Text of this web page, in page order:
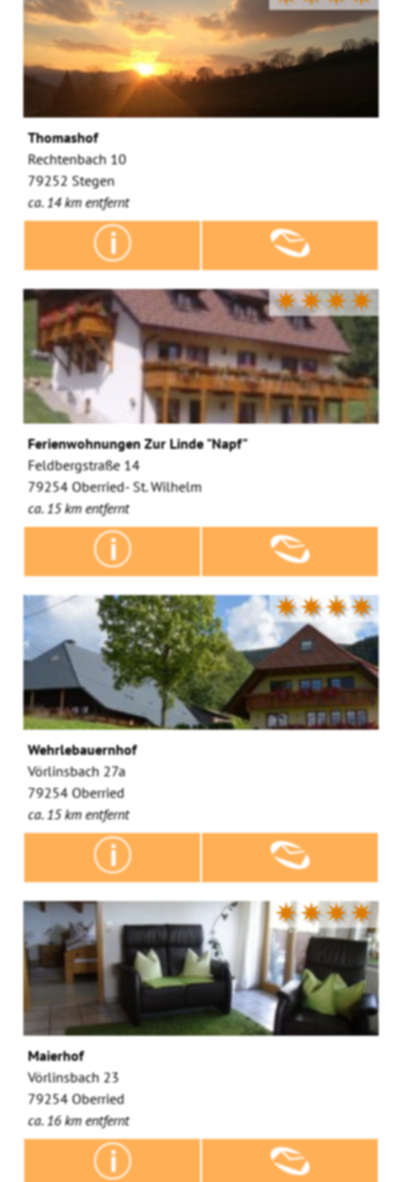
Thomashof
Rechtenbach 10
79252 Stegen
ca. 14 km entfernt
✷✷✷✷
Ferienwohnungen Zur Linde "Napf"
Feldbergstraße 14
79254 Oberried- St. Wilhelm
ca. 15 km entfernt
✷✷✷✷
Wehrlebauernhof
Vörlinsbach 27a
79254 Oberried
ca. 15 km entfernt
✷✷✷✷
Maierhof
Vörlinsbach 23
79254 Oberried
ca. 16 km entfernt